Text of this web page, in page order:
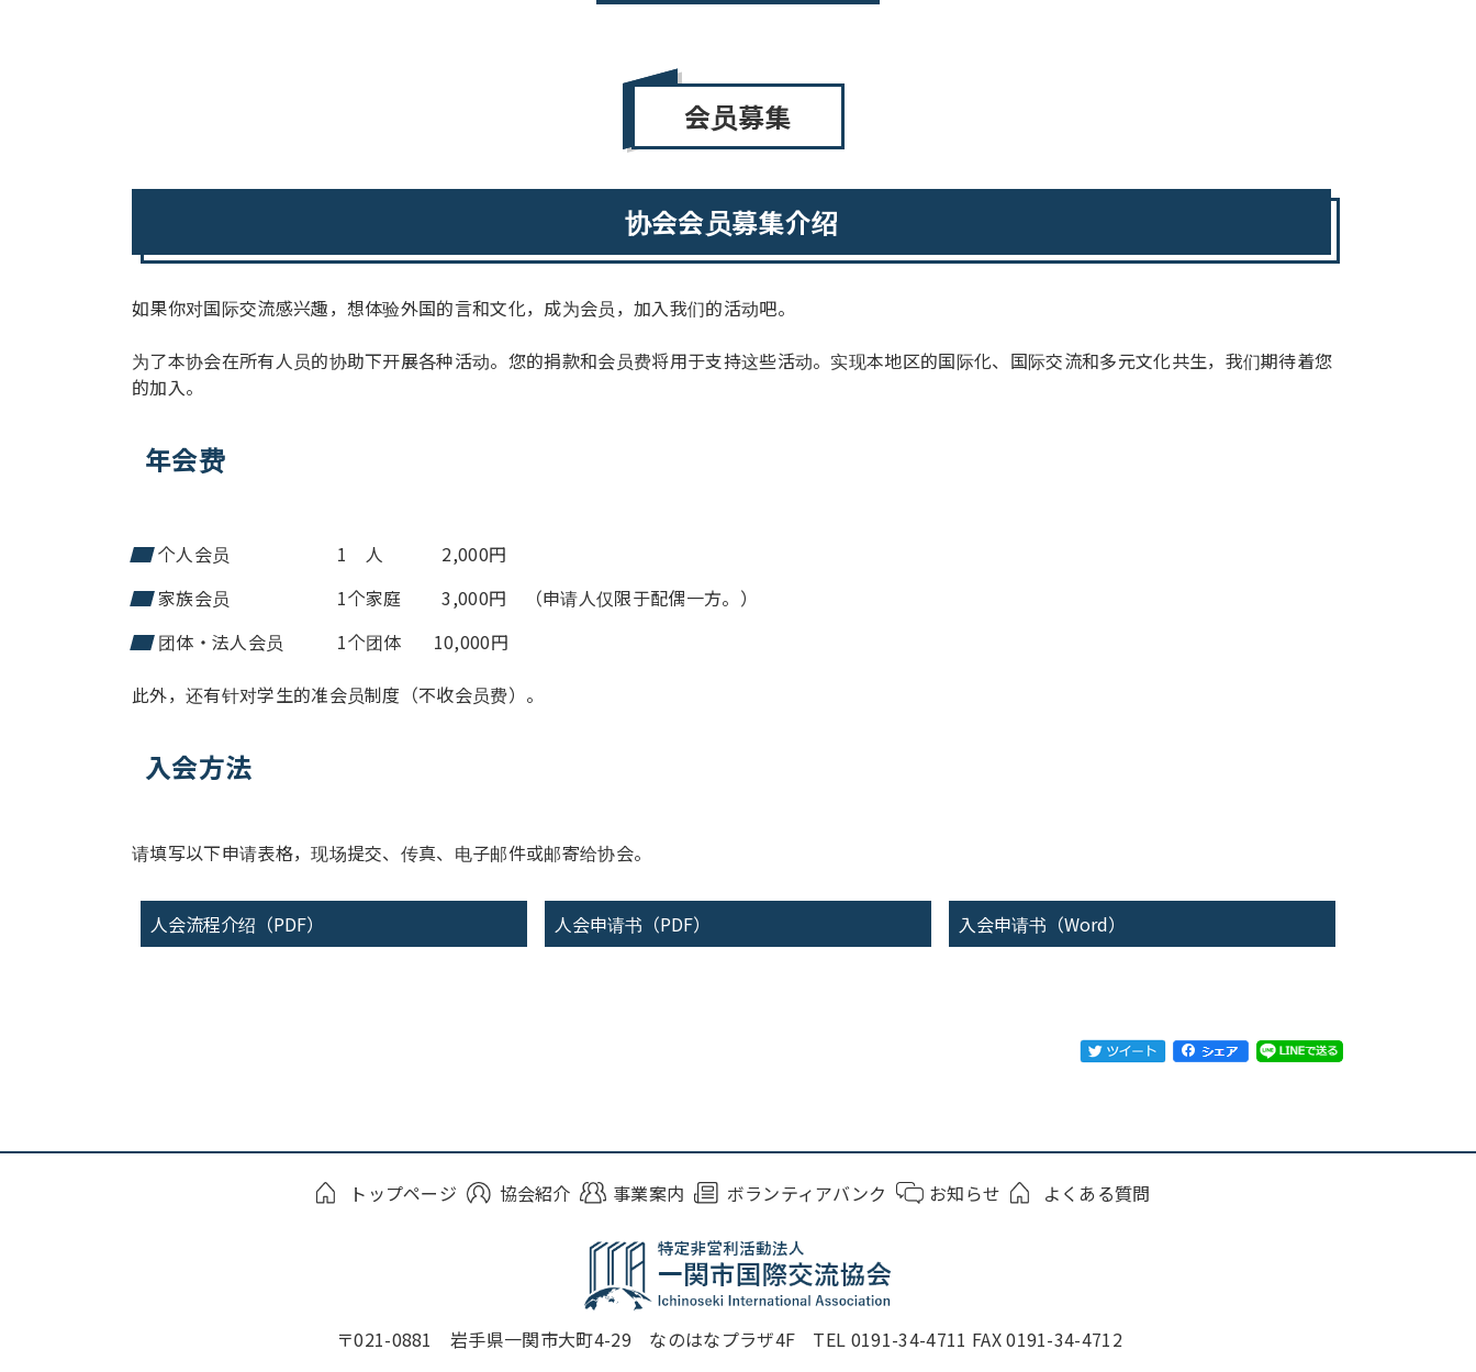
会员募集
协会会员募集介绍
如果你对国际交流感兴趣，想体验外国的言和文化，成为会员，加入我们的活动吧。
为了本协会在所有人员的协助下开展各种活动。您的捐款和会员费将用于支持这些活动。实现本地区的国际化、国际交流和多元文化共生，我们期待着您
的加入。
年会费
个人会员 1 人 2,000円
家族会员 1个家庭 3,000円 （申请人仅限于配偶一方。）
团体・法人会员 1个团体 10,000円
此外，还有针对学生的准会员制度（不收会员费）。
入会方法
请填写以下申请表格，现场提交、传真、电子邮件或邮寄给协会。
人会流程介绍（PDF） 人会申请书（PDF） 入会申请书（Word）
トップページ 協会紹介 事業案内 ボランティアバンク お知らせ よくある質問
〒021-0881 岩手県一関市大町4-29 なのはなプラザ4F TEL 0191-34-4711 FAX 0191-34-4712